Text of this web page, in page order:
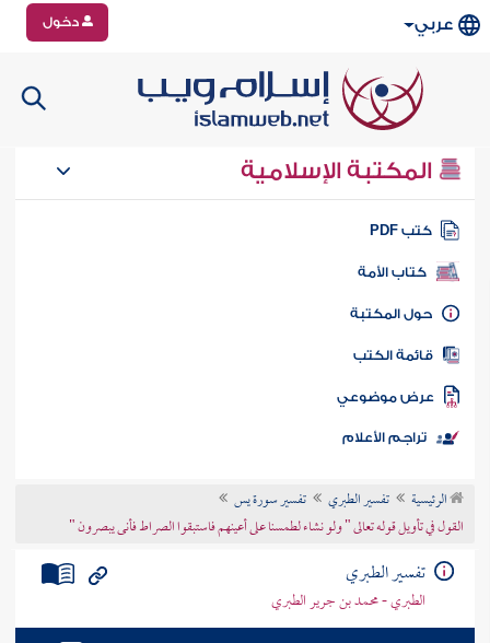
عربي دخول
المكتبة الإسلامية
كتب PDF
كتاب الأمة
المكتبة
الكتب
موضوعي
تراجم الأعلام
الرئيسية تفسير الطبري
تفسير سورة يس
القول في تأويل قوله تعالى " ولو نشاء لطمسنا على أعينهم فاستبقوا الصراط فأنى يبصرون "
تفسير الطبري
الطبري - محمد بن جرير الطبري